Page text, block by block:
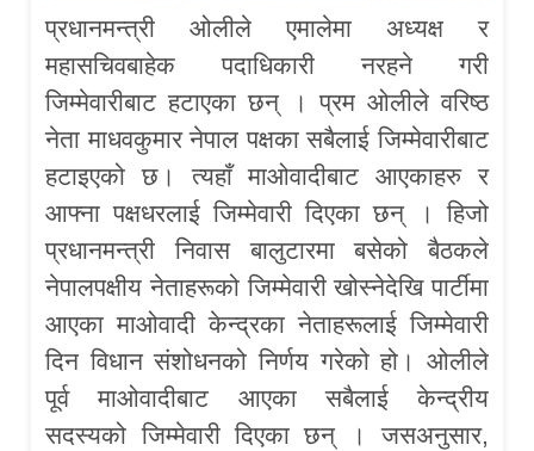
प्रधानमन्त्री ओलीले एमालेमा अध्यक्ष र
महासचिवबाहेक पदाधिकारी नरहने गरी
जिम्मेवारीबाट हटाएका छन् । प्रम ओलीले वरिष्ठ
नेता माधवकुमार नेपाल पक्षका सबैलाई जिम्मेवारीबाट
हटाइएको छ। त्यहाँ माओवादीबाट आएकाहरु र
आफ्ना पक्षधरलाई जिम्मेवारी दिएका छन् । हिजो
प्रधानमन्त्री निवास बालुटारमा बसेको बैठकले
नेपालपक्षीय नेताहरूको जिम्मेवारी खोस्नेदेखि पार्टीमा
आएका माओवादी केन्द्रका नेताहरूलाई जिम्मेवारी
दिन विधान संशोधनको निर्णय गरेको हो। ओलीले
पूर्व माओवादीबाट आएका सबैलाई केन्द्रीय
सदस्यको जिम्मेवारी दिएका छन् । जसअनुसार,